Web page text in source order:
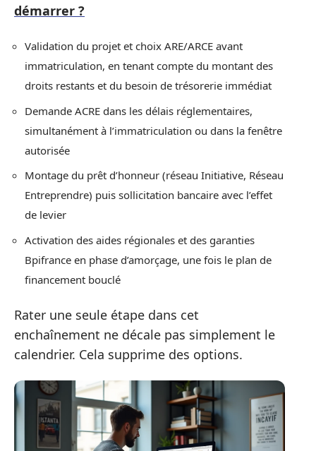
démarrer ?
Validation du projet et choix ARE/ARCE avant
immatriculation, en tenant compte du montant des
droits restants et du besoin de trésorerie immédiat
Demande ACRE dans les délais réglementaires,
simultanément à l’immatriculation ou dans la fenêtre
autorisée
Montage du prêt d’honneur (réseau Initiative, Réseau
Entreprendre) puis sollicitation bancaire avec l’effet
de levier
Activation des aides régionales et des garanties
Bpifrance en phase d’amorçage, une fois le plan de
financement bouclé
Rater une seule étape dans cet
enchaînement ne décale pas simplement le
calendrier. Cela supprime des options.